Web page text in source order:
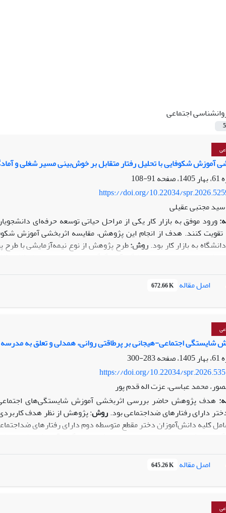
اجتماعی
5
آموزش شکوفایی با تحلیل رفتار متقابل بر خوش‌بینی مسیر شغلی و
91-108
https://doi.org/10.22034/
سید مجتبی عقیلی
ورود موفق به بازار کار یکی از مراحل حیاتی توسعه حرفه‌ای
کنند. هدف از انجام این پژوهش، مقایسه اثربخشی آموزش
به بازار کار بود.روش:طرح پژوهش از نوع نیمه‌آزمایشی با طرح
مشغول به تحصیل در دانشگاه آزاد گرگان در سال تحصیلی
دو گروه آزمایش و یک گروه گواه جایدهی شدند. گروه آزمایش
دریافت کردند، اما گروه گواه تا پایان پژوهش مداخله‌ای
و آمادگی گذار از دانشگاه به بازار کار صادقی و همکاران (
شدند.یافته‌ها:نتایج پژوهش نشان داد که آموزش شکوفایی و تحلیل
گذار از دانشگاه به بازار کار مؤثرتر بود
مثبت از صلاحیت‌ها و ایجاد خوش‌بینی، مسیر رسیدن به موفقیت و
آموزشی برای آماده‌سازی دانشجویان توصیه می‌شود.
اصل مقاله 672.66 K
شایستگی اجتماعی-هیجانی بر پرطاقتی روانی، همدلی و تعلق به
283-300
https://doi.org/10.22034/
محمد عباسی، عزت اله قدم پور
هدف پژوهش حاضر بررسی اثربخشی آموزش شایستگی‌های
دارای رفتارهای ضداجتماعی بود.روش: پژوهش از نظر هدف
اجتماعی_هیجانی قرار گرفت.
شایستگی اجتماعی-هیجانی موجب افزایش معنادار پرطاقتی روانی
در بهبود سلامت روان و کاهش رفتارهای ضداجتماعی دانش‌آموزان
اصل مقاله 645.26 K